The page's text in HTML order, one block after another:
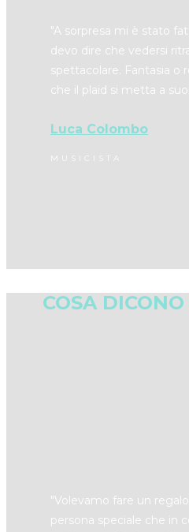
"​A sorpresa mi è stato
devo dire che vedersi
spettacolare. Fantasia o
che il plaid si metta a
Luca Colombo
MUSICISTA
COSA
"​Volevamo fare un
persona speciale che in